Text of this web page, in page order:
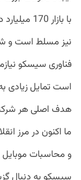
با بازار
نیز مسلط است و
فناوری سیسکو
است تمایل زیادی
هدف اصلی هر
ما اکنون در مرز
و محاسبات موبایل